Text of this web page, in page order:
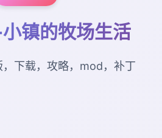
镇的牧场生活
下载，攻略，mod，补丁